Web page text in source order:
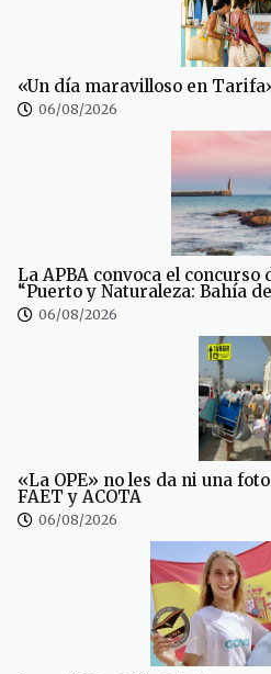
«Un día maravilloso en
06/08/2026
La APBA convoca el
“Puerto y Naturaleza: Bahía
06/08/2026
«La OPE» no les da ni una
FAET y ACOTA
06/08/2026